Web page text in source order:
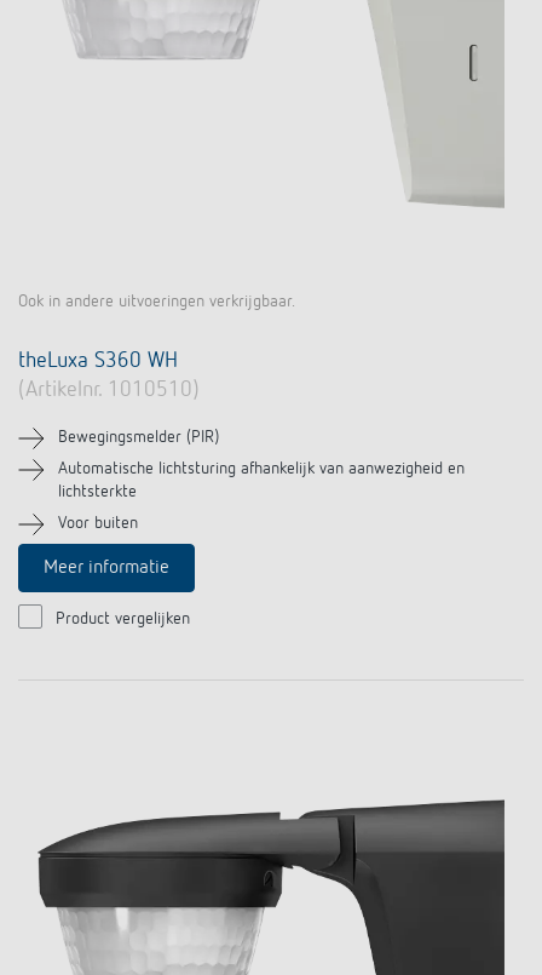
Ook in andere uitvoeringen verkrijgbaar.
theLuxa S360 WH
(Artikelnr. 1010510)
Bewegingsmelder (PIR)
Automatische lichtsturing afhankelijk van aanwezigheid en
lichtsterkte
Voor buiten
Meer informatie
Product vergelijken